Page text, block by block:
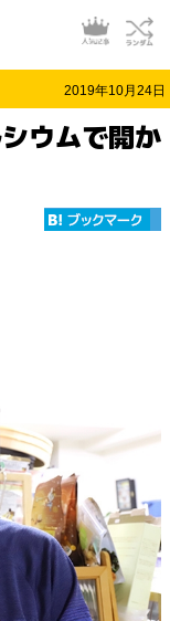
2019年10月24日
ウムで開か